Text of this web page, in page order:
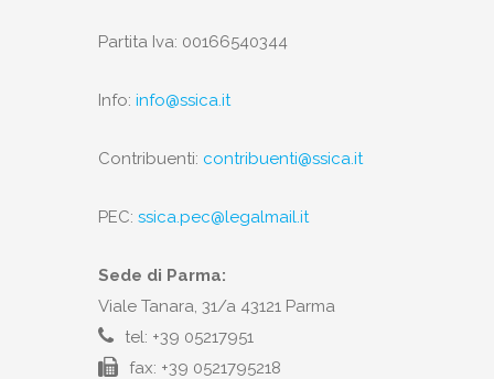
Partita Iva: 00166540344
Info: info@ssica.it
Contribuenti: contribuenti@ssica.it
PEC: ssica.pec@legalmail.it
Sede di Parma:
Viale Tanara, 31/a 43121 Parma
tel: +39 05217951
fax: +39 0521795218